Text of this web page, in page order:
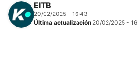
EITB
20/02/2025 - 16:43
Última actualización 20/02/2025 -